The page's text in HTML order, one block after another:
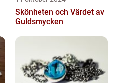
Skönheten och Värdet av
Guldsmycken